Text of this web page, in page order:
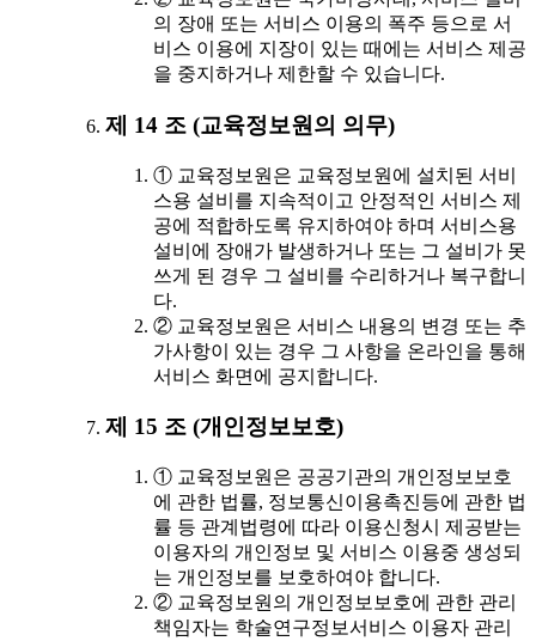
의 장애 또는 서비스 이용의 폭주 등으로 서
비스 이용에 지장이 있는 때에는 서비스 제공
을 중지하거나 제한할 수 있습니다.
제 14 조 (교육정보원의 의무)
① 교육정보원은 교육정보원에 설치된 서비
스용 설비를 지속적이고 안정적인 서비스 제
공에 적합하도록 유지하여야 하며 서비스용
설비에 장애가 발생하거나 또는 그 설비가 못
쓰게 된 경우 그 설비를 수리하거나 복구합니
다.
② 교육정보원은 서비스 내용의 변경 또는 추
가사항이 있는 경우 그 사항을 온라인을 통해
서비스 화면에 공지합니다.
제 15 조 (개인정보보호)
① 교육정보원은 공공기관의 개인정보보호
에 관한 법률, 정보통신이용촉진등에 관한 법
률 등 관계법령에 따라 이용신청시 제공받는
이용자의 개인정보 및 서비스 이용중 생성되
는 개인정보를 보호하여야 합니다.
② 교육정보원의 개인정보보호에 관한 관리
책임자는 학술연구정보서비스 이용자 관리